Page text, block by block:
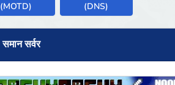
(MOTD)
(DNS)
समान सर्वर